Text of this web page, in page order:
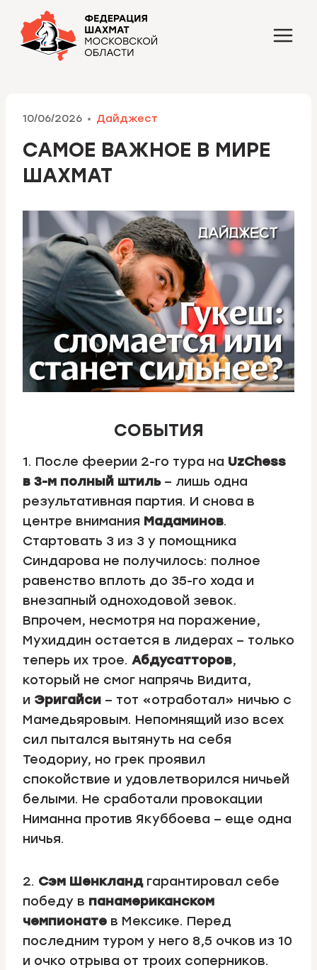
Перейти
содержимому
10/06/2026 Дайджест
САМОЕ ВАЖНОЕ В МИРЕ
ШАХМАТ
СОБЫТИЯ
1. После феерии 2-го тура на UzChess
в 3-м полный штиль– лишь одна
результативная партия. И снова в
центре внимания Мадаминов.
Стартовать 3 из 3 у помощника
Синдарова не получилось: полное
равенство вплоть до 35-го хода и
внезапный одноходовой зевок.
Впрочем, несмотря на поражение,
Мухиддин остается в лидерах – только
теперь их трое. Абдусатторов,
который не смог напрячь Видита,
и Эригайси – тот «отработал» ничью с
Мамедьяровым. Непомнящий изо всех
сил пытался вытянуть на себя
Теодориу, но грек проявил
спокойствие и удовлетворился ничьей
белыми. Не сработали провокации
Ниманна против Якуббоева – еще одна
ничья.
2. Сэм Шенкландгарантировал себе
победу в панамериканском
чемпионате в Мексике. Перед
последним туром у него 8,5 очков из 10
и очко отрыва от троих соперников.